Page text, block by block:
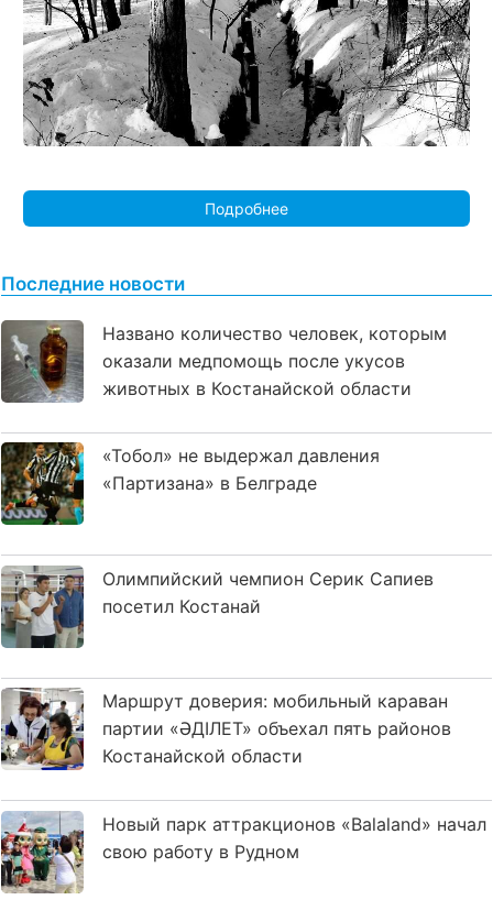
Подробнее
Последние новости
Названо количество человек, которым
оказали медпомощь после укусов
животных в Костанайской области
«Тобол» не выдержал давления
«Партизана» в Белграде
Олимпийский чемпион Серик Сапиев
посетил Костанай
Маршрут доверия: мобильный караван
партии «ӘДІЛЕТ» объехал пять районов
Костанайской области
Новый парк аттракционов «Balaland» начал
свою работу в Рудном